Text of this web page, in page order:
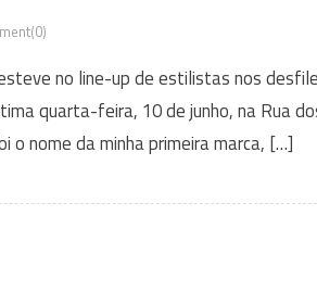
no line-up de estilistas nos
quarta-feira, 10 de junho, na Rua
o nome da minha primeira marca, […]